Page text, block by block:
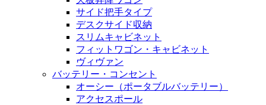
サイド把手タイプ
デスクサイド収納
スリムキャビネット
フィットワゴン・キャビネット
ヴィヴァン
バッテリー・コンセント
オーシー（ポータブルバッテリー）
アクセスポール